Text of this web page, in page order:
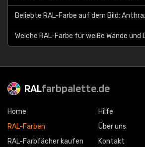
Beliebte RAL-Farbe auf dem Bild:
Welche RAL-Farbe für weiße Wände und
RALfarbpalette.de
Home
RAL-Farben
RAL-Farbfächer kaufen
Hilfe
Über uns
Kontakt